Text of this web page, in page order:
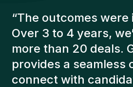
“The Gentis
always taken a
into account in order
with the right
people we've